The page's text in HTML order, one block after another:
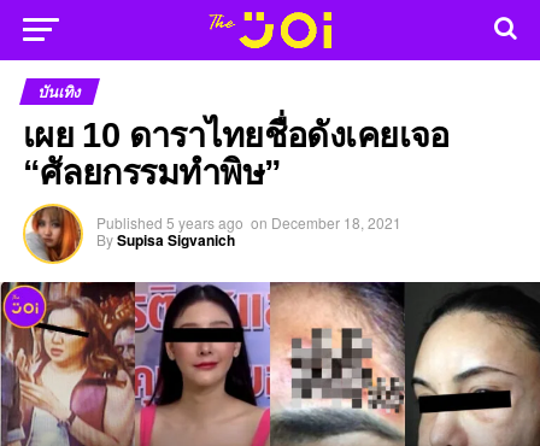
บันเทิง
เผย 10 ดาราไทยชื่อดังเคยเจอ
“ศัลยกรรมทำพิษ”
Published 5 years ago on December 18, 2021
BySupisa Sigvanich